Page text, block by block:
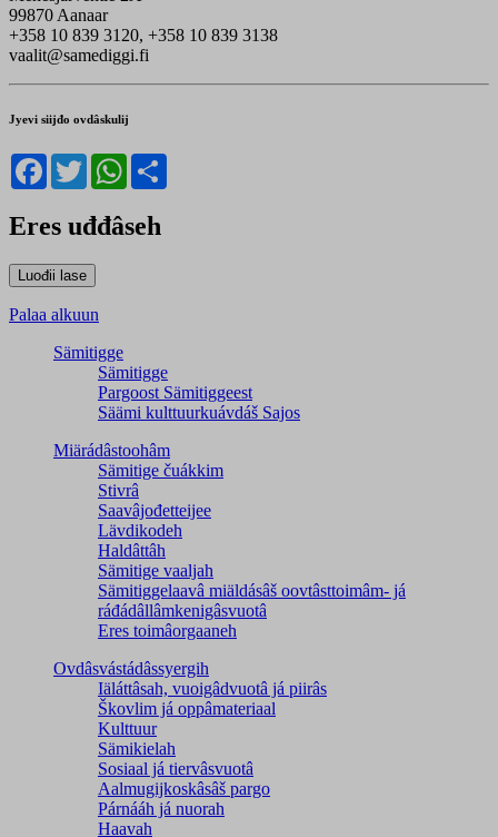
99870 Aanaar
+358 10 839 3120, +358 10 839 3138
vaalit@samediggi.fi
Jyevi siijđo ovdâskulij
Facebook
TwitterWhatsApp
Eres uđđâseh
Palaa alkuun
Sämitigge
Sämitigge
Pargoost Sämitiggeest
Säämi kulttuurkuávdáš Sajos
Miärádâstoohâm
Sämitige čuákkim
Stivrâ
Saavâjođetteijee
Lävdikodeh
Haldâttâh
Sämitige vaaljah
Sämitiggelaavâ miäldásâš oovtâsttoimâm- já
ráđádâllâmkenigâsvuotâ
Eres toimâorgaaneh
Ovdâsvástádâssyergih
Iäláttâsah, vuoigâdvuotâ já piirâs
Škovlim já oppâmateriaal
Kulttuur
Sämikielah
Sosiaal já tiervâsvuotâ
Aalmugijkoskâsâš pargo
Párnááh já nuorah
Haavah